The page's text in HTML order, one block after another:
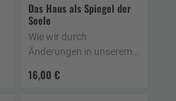
Das Haus als Spiegel der
Seele
16,00 €
Wie wir durch
Änderungen in unserem
heilen